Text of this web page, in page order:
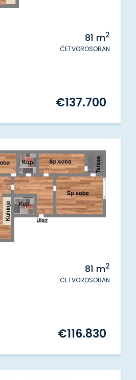
81 m2
ČETVOROSOBAN
€137.700
81 m2
ČETVOROSOBAN
€116.830